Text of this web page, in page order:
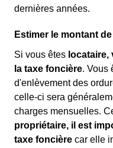
dernières années.
Estimer le montant
Si vous êtes
la taxe foncière. Vous
d'enlèvement des
celle-ci sera
charges mensuelles.
propriétaire, il est
taxe foncière car elle